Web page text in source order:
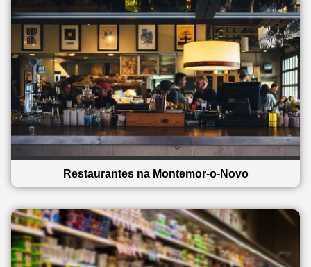
Restaurantes na Montemor-o-Novo